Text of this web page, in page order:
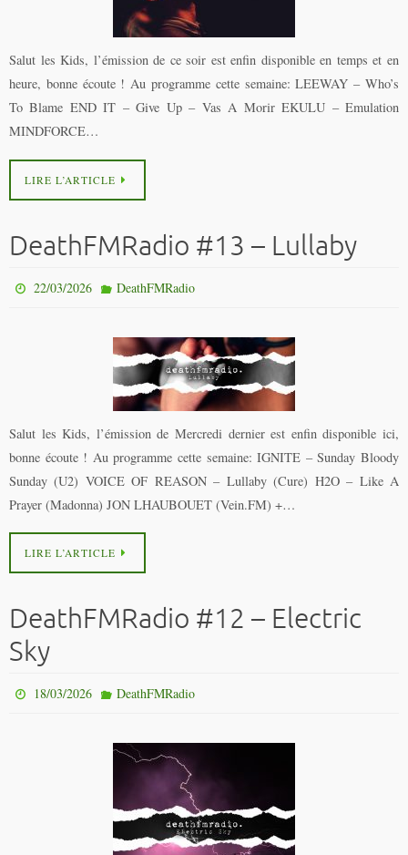
Salut les Kids, l’émission de ce soir est enfin disponible en temps et en
heure, bonne écoute ! Au programme cette semaine: LEEWAY – Who’s
To Blame END IT – Give Up – Vas A Morir EKULU – Emulation
MINDFORCE…
LIRE L’ARTICLE
DeathFMRadio #13 – Lullaby
22/03/2026 DeathFMRadio
Salut les Kids, l’émission de Mercredi dernier est enfin disponible ici,
bonne écoute ! Au programme cette semaine: IGNITE – Sunday Bloody
Sunday (U2) VOICE OF REASON – Lullaby (Cure) H2O – Like A
Prayer (Madonna) JON LHAUBOUET (Vein.FM) +…
LIRE L’ARTICLE
DeathFMRadio #12 – Electric
Sky
18/03/2026 DeathFMRadio